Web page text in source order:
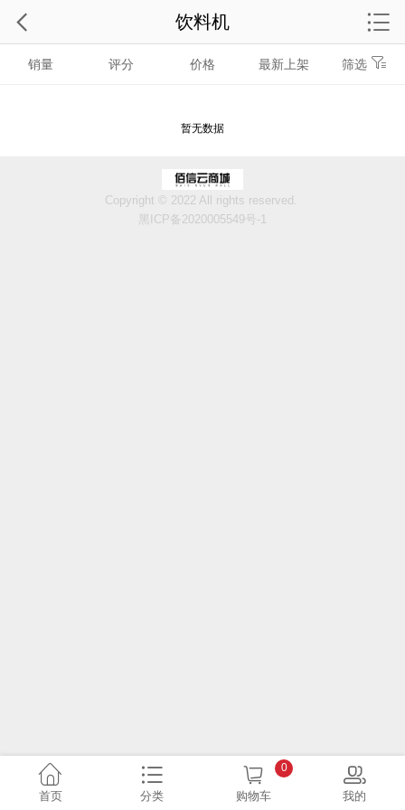
销量 评分 价格 最新上架 筛选
暂无数据
饮料机
Copyright © 2022 All rights reserved.
黑ICP备2020005549号-1
首页 分类 购物车
0
我的